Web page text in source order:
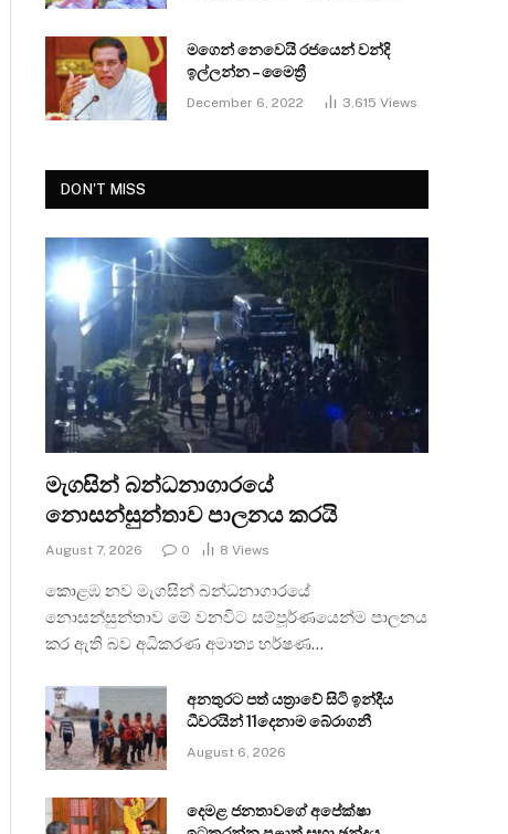
මගෙන් නෙවෙයි රජයෙන් වන්දි
ඉල්ලන්න – මෛත්‍රී
December 6, 2022 3,615 Views
DON'T MISS
මැගසින් බන්ධනාගාරයේ
නොසන්සුන්තාව පාලනය කරයි
August 7, 2026 0 8 Views
කොළඹ නව මැගසින් බන්ධනාගාරයේ
නොසන්සුන්තාව මේ වනවිට සම්පූර්ණයෙන්ම පාලනය
කර ඇති බව අධිකරණ අමාත්‍ය හර්ෂණ…
අනතුරට පත් යත්‍රාවේ සිටි ඉන්දීය
ධීවරයින් 11දෙනාම බේරාගනී
August 6, 2026
දෙමළ ජනතාවගේ අපේක්ෂා